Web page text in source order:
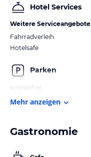
Hotel Services
Weitere Serviceangebote
Fahrradverleih
Hotelsafe
Parken
Kostenfrei
Mehr anzeigen
Gastronomie